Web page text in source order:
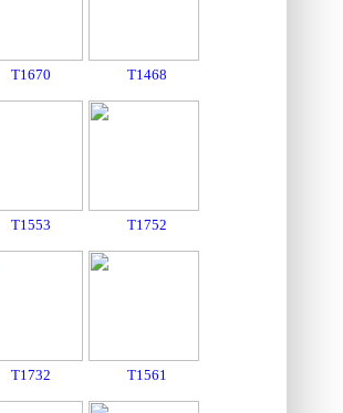
T1670 T1468
T1553 T1752
T1732 T1561